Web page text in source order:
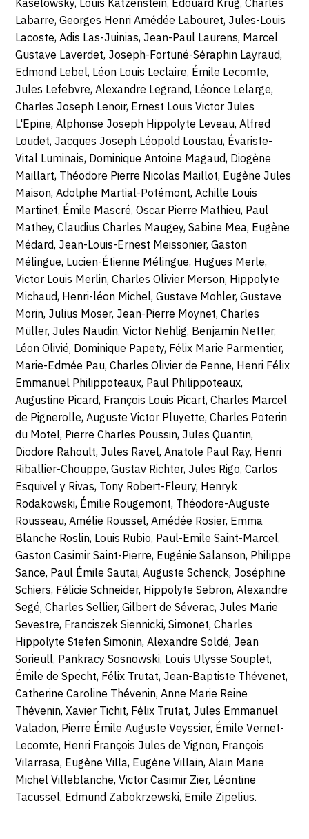
Kaselowsky, Louis Katzenstein, Édouard Krug, Charles
Labarre, Georges Henri Amédée Labouret, Jules-Louis
Lacoste, Adis Las-Juinias, Jean-Paul Laurens, Marcel
Gustave Laverdet, Joseph-Fortuné-Séraphin Layraud,
Edmond Lebel, Léon Louis Leclaire, Émile Lecomte,
Jules Lefebvre, Alexandre Legrand, Léonce Lelarge,
Charles Joseph Lenoir, Ernest Louis Victor Jules
L'Epine, Alphonse Joseph Hippolyte Leveau, Alfred
Loudet, Jacques Joseph Léopold Loustau, Évariste-
Vital Luminais, Dominique Antoine Magaud, Diogène
Maillart, Théodore Pierre Nicolas Maillot, Eugène Jules
Maison, Adolphe Martial-Potémont, Achille Louis
Martinet, Émile Mascré, Oscar Pierre Mathieu, Paul
Mathey, Claudius Charles Maugey, Sabine Mea, Eugène
Médard, Jean-Louis-Ernest Meissonier, Gaston
Mélingue, Lucien-Étienne Mélingue, Hugues Merle,
Victor Louis Merlin, Charles Olivier Merson, Hippolyte
Michaud, Henri-léon Michel, Gustave Mohler, Gustave
Morin, Julius Moser, Jean-Pierre Moynet, Charles
Müller, Jules Naudin, Victor Nehlig, Benjamin Netter,
Léon Olivié, Dominique Papety, Félix Marie Parmentier,
Marie-Edmée Pau, Charles Olivier de Penne, Henri Félix
Emmanuel Philippoteaux, Paul Philippoteaux,
Augustine Picard, François Louis Picart, Charles Marcel
de Pignerolle, Auguste Victor Pluyette, Charles Poterin
du Motel, Pierre Charles Poussin, Jules Quantin,
Diodore Rahoult, Jules Ravel, Anatole Paul Ray, Henri
Riballier-Chouppe, Gustav Richter, Jules Rigo, Carlos
Esquivel y Rivas, Tony Robert-Fleury, Henryk
Rodakowski, Émilie Rougemont, Théodore-Auguste
Rousseau, Amélie Roussel, Amédée Rosier, Emma
Blanche Roslin, Louis Rubio, Paul-Emile Saint-Marcel,
Gaston Casimir Saint-Pierre, Eugénie Salanson, Philippe
Sance, Paul Émile Sautai, Auguste Schenck, Joséphine
Schiers, Félicie Schneider, Hippolyte Sebron, Alexandre
Segé, Charles Sellier, Gilbert de Séverac, Jules Marie
Sevestre, Franciszek Siennicki, Simonet, Charles
Hippolyte Stefen Simonin, Alexandre Soldé, Jean
Sorieull, Pankracy Sosnowski, Louis Ulysse Souplet,
Émile de Specht, Félix Trutat, Jean-Baptiste Thévenet,
Catherine Caroline Thévenin, Anne Marie Reine
Thévenin, Xavier Tichit, Félix Trutat, Jules Emmanuel
Valadon, Pierre Émile Auguste Veyssier, Émile Vernet-
Lecomte, Henri François Jules de Vignon, François
Vilarrasa, Eugène Villa, Eugène Villain, Alain Marie
Michel Villeblanche, Victor Casimir Zier, Léontine
Tacussel, Edmund Zabokrzewski, Emile Zipelius.